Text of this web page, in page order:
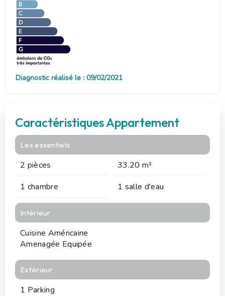
Diagnostic réalisé le : 09/02/2021
Caractéristiques Appartement
Les essentiels
2 pièces
33.20 m²
1 chambre
1 salle d'eau
Intérieur
Cuisine Américaine
Amenagée Equipée
Extérieur
1 Parking